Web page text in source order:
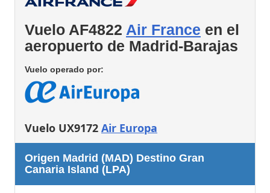
Vuelo AF4822 Air France en el
aeropuerto de Madrid-Barajas
Vuelo operado por:
Vuelo UX9172 Air Europa
Origen Madrid (MAD) Destino Gran
Canaria Island (LPA)